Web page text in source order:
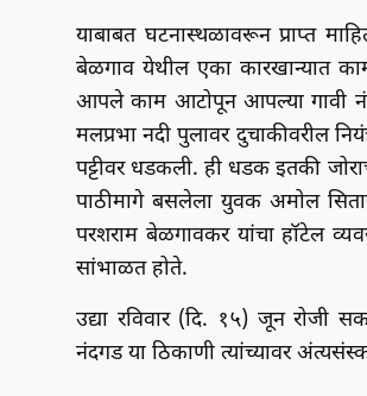
याबाबत घटनास्थळावरून प्राप्त
बेळगाव येथील एका कारखान्यात
आपले काम आटोपून आपल्या गावी
मलप्रभा नदी पुलावर दुचाकीवरील
पट्टीवर धडकली. ही धडक इतकी
पाठीमागे बसलेला युवक अमोल
परशराम बेळगावकर यांचा हॉटेल
सांभाळत होते.
उद्या रविवार (दि. १५) जून रोजी
नंदगड या ठिकाणी त्यांच्यावर